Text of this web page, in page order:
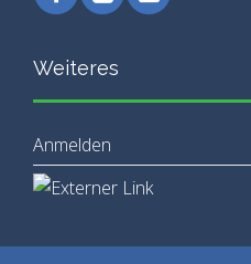
Weiteres
Anmelden